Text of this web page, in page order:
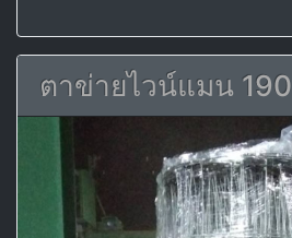
ตาข่ายไวน์แมน 190